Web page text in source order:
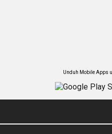
Unduh Mobile Apps